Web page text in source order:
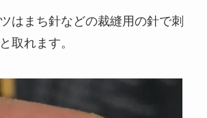
はまち針などの裁縫用の針で刺
取れます。